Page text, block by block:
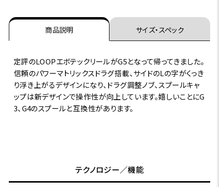
商品説明 サイズ・スペック
定評のLOOPエボテックリールがG5となって帰ってきました。
信頼のパワーマトリックスドラグ搭載、サイドのLの字がくっき
り浮き上がるデザインになり、ドラグ調整ノブ、スプールキャ
ップは新デザインで操作性が向上しています。嬉しいことにG
3、G4のスプールと互換性があります。
テクノロジー／機能